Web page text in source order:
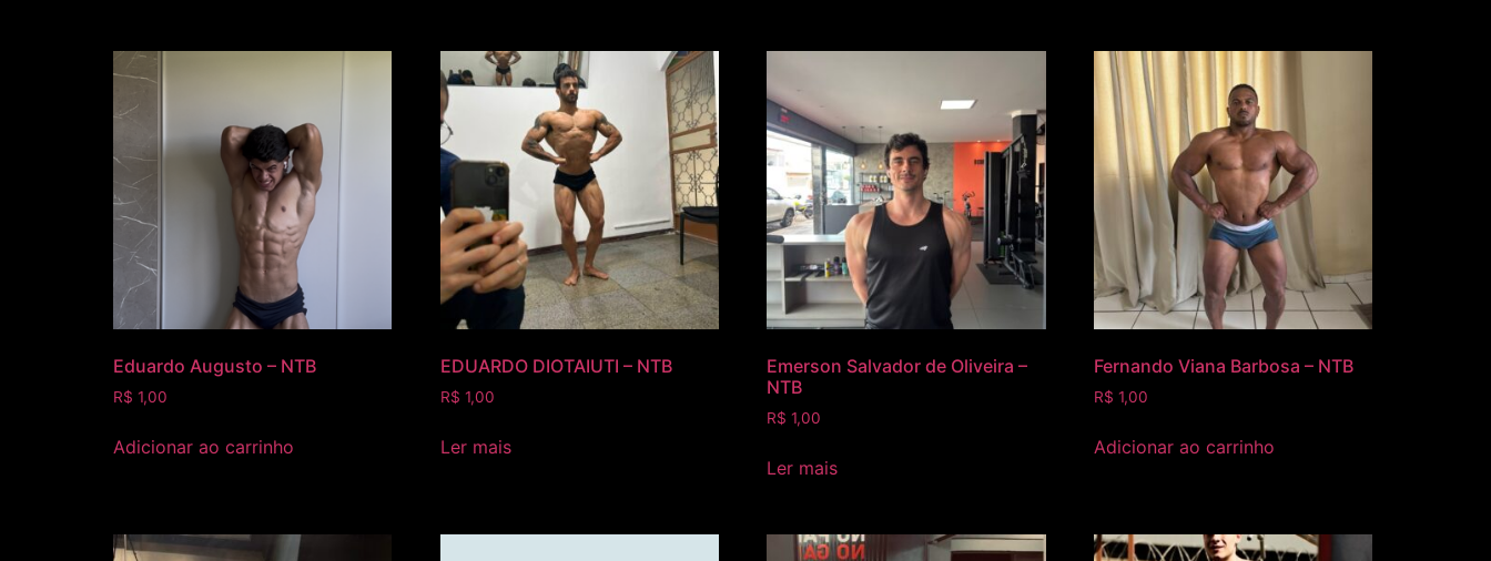
Eduardo Augusto – NTB
R$ 1,00
Adicionar ao carrinho
EDUARDO DIOTAIUTI – NTB
R$ 1,00
Ler mais
Emerson Salvador de Oliveira –
NTB
R$ 1,00
Ler mais
Fernando Viana Barbosa – NTB
R$ 1,00
Adicionar ao carrinho